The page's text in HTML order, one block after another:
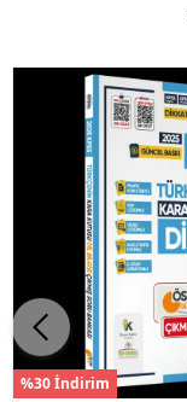
%30 İndirim